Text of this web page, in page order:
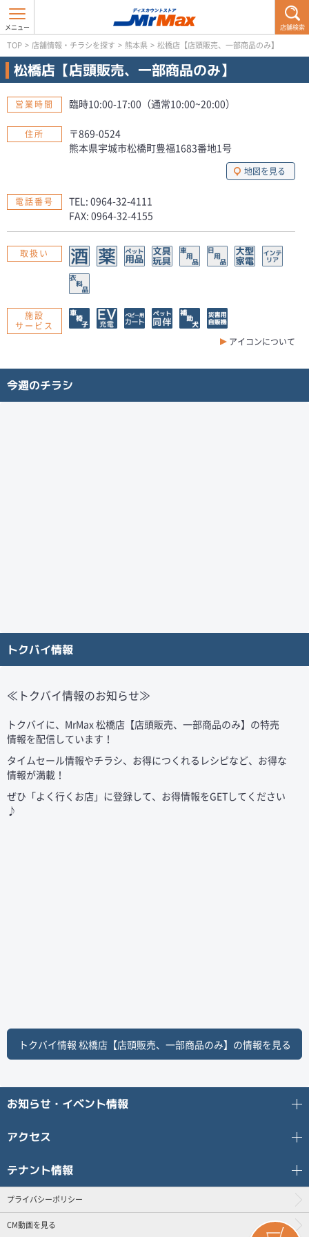
店舗検索
TOP > 店舗情報・チラシを探す > 熊本県 > 松橋店【店頭販売、一部商品のみ】
松橋店【店頭販売、一部商品のみ】
営業時間 臨時10:00-17:00（通常10:00~20:00）
住所
〒869-0524
熊本県宇城市松橋町豊福1683番地1号
地図を見る
電話番号
TEL: 0964-32-4111
FAX: 0964-32-4155
取扱い
施設
サービス
アイコンについて
今週のチラシ
トクバイ情報
≪トクバイ情報のお知らせ≫
トクバイに、MrMax松橋店【店頭販売、一部商品のみ】 の特売
情報を配信しています！
タイムセール情報やチラシ、お得につくれるレシピなど、お得な
情報が満載！
ぜひ「よく行くお店」に登録して、お得情報をGETしてください
♪
トクバイ情報 松橋店【店頭販売、一部商品のみ】 の情報を見る
お知らせ・イベント情報
アクセス
テナント情報
プライバシーポリシー
CM動画を見る